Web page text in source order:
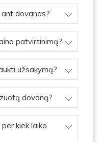
dovanos?
patvirtinimą?
užsakymą?
dovaną?
kiek laiko